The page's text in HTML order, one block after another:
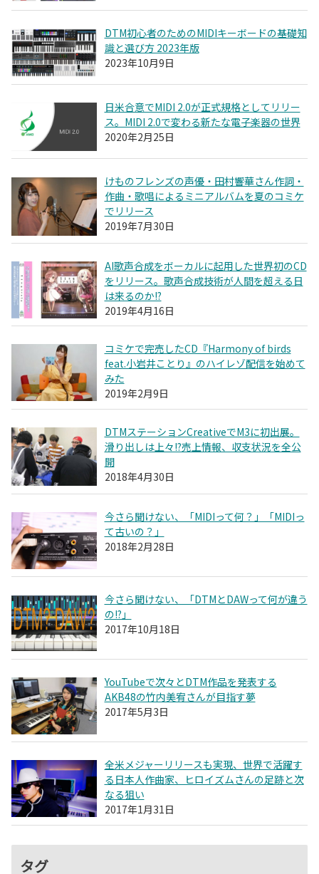
DTM初心者のためのMIDIキーボードの基礎知
識と選び方 2023年版
2023年10月9日
日米合意でMIDI 2.0が正式規格としてリリー
ス。MIDI 2.0で変わる新たな電子楽器の世界
2020年2月25日
けものフレンズの声優・田村響華さん作詞・
作曲・歌唱によるミニアルバムを夏のコミケ
でリリース
2019年7月30日
AI歌声合成をボーカルに起用した世界初のCD
をリリース。歌声合成技術が人間を超える日
は来るのか!?
2019年4月16日
コミケで完売したCD『Harmony of birds
feat.小岩井ことり』のハイレゾ配信を始めて
みた
2019年2月9日
DTMステーションCreativeでM3に初出展。
滑り出しは上々!?売上情報、収支状況を全公
開
2018年4月30日
今さら聞けない、「MIDIって何？」「MIDIっ
て古いの？」
2018年2月28日
今さら聞けない、「DTMとDAWって何が違う
の!?」
2017年10月18日
YouTubeで次々とDTM作品を発表する
AKB48の竹内美宥さんが目指す夢
2017年5月3日
全米メジャーリリースも実現、世界で活躍す
る日本人作曲家、ヒロイズムさんの足跡と次
なる狙い
2017年1月31日
タグ